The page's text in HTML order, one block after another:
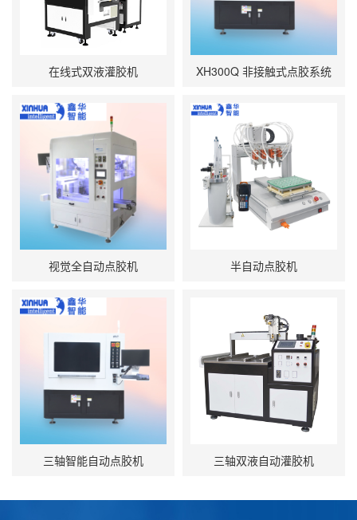
在线式双液灌胶机 XH300Q 非接触式点胶系统
视觉全自动点胶机 半自动点胶机
三轴智能自动点胶机 三轴双液自动灌胶机